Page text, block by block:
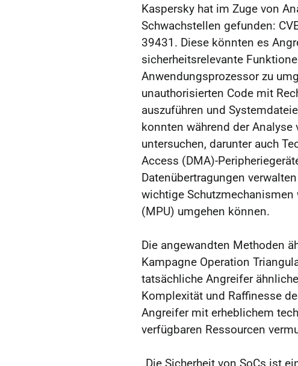
Kaspersky hat im Zuge von
Schwachstellen gefunden:
39431. Diese könnten es
sicherheitsrelevante
Anwendungsprozessor zu
unauthorisierten Code mit
auszuführen und
konnten während der
untersuchen, darunter auch
Access (DMA)-
Datenübertragungen
wichtige
(MPU) umgehen können.
Die angewandten Methoden
Kampagne Operation
tatsächliche Angreifer
Komplexität und Raffinesse
Angreifer mit erheblichem
verfügbaren Ressourcen